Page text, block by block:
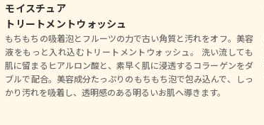
モイスチュア
トリートメントウォッシュ
もちもちの吸着泡とフルーツの力で古い角質と汚れをオフ。美容
液をもっと入れ込むトリートメントウォッシュ。 洗い流しても
肌に留まるヒアルロン酸と、素早く肌に浸透するコラーゲンをダ
ブルで配合。美容成分たっぷりのもちもち泡で包み込んで、しっ
かり汚れを吸着し、透明感のある明るいお肌へ導きます。